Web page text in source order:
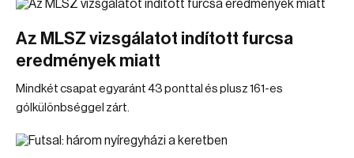
Az MLSZ vizsgálatot indított furcsa
eredmények miatt
Mindkét csapat egyaránt 43 ponttal és plusz 161-es
gólkülönbséggel zárt.